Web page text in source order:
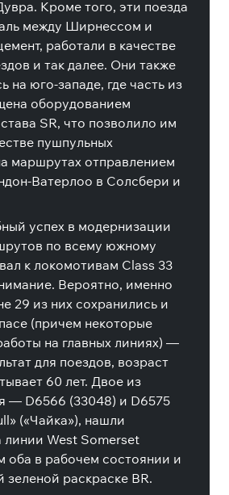
Кроме того, эти поезда
между Ширнессом и
работали в качестве
и так далее. Они также
на юго-западе, где часть из
оборудованием
SR, что позволило им
пушпульных
маршрутах отправлением
Ватерлоо в Солсбери и
успех в модернизации
по всему южному
к локомотивам Class 33
Вероятно, именно
29 из них сохранились и
(причем некоторые
на главных линиях) —
для поездов, возраст
60 лет. Двое из
— D6566 (33048) и D6575
(«Чайка»), нашли
линии West Somerset
оба в рабочем состоянии и
зеленой раскраске BR.